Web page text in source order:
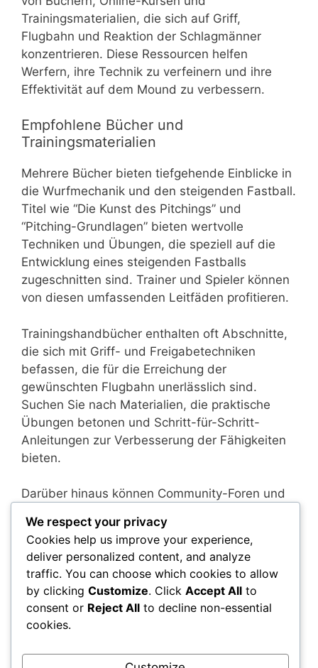
Trainingsmaterialien, die sich auf Griff,
Flugbahn und Reaktion der Schlagmänner
konzentrieren. Diese Ressourcen helfen
Werfern, ihre Technik zu verfeinern und ihre
Effektivität auf dem Mound zu verbessern.
Empfohlene Bücher und
Trainingsmaterialien
Mehrere Bücher bieten tiefgehende Einblicke in
die Wurfmechanik und den steigenden Fastball.
Titel wie “Die Kunst des Pitchings” und
“Pitching-Grundlagen” bieten wertvolle
Techniken und Übungen, die speziell auf die
Entwicklung eines steigenden Fastballs
zugeschnitten sind. Trainer und Spieler können
von diesen umfassenden Leitfäden profitieren.
Trainingshandbücher enthalten oft Abschnitte,
die sich mit Griff- und Freigabetechniken
befassen, die für die Erreichung der
gewünschten Flugbahn unerlässlich sind.
Suchen Sie nach Materialien, die praktische
Übungen betonen und Schritt-für-Schritt-
Anleitungen zur Verbesserung der Fähigkeiten
bieten.
Darüber hinaus können Community-Foren und
sein, um neue Bücher und Trainingsmaterialien
zu entdecken, die von erfahrenen Werfern und
Trainern empfohlen werden. Der Austausch mit
diesen Gemeinschaften kann zu wertvollen
Einblicken und gemeinsamen Erfahrungen
führen.
Online-Kurse und Video-Tutorials für
We respect your privacy
Cookies help us improve your experience,
deliver personalized content, and analyze
traffic. You can choose which cookies to allow
by clicking Customize. Click Accept All to
consent or Reject All to decline non-essential
cookies.